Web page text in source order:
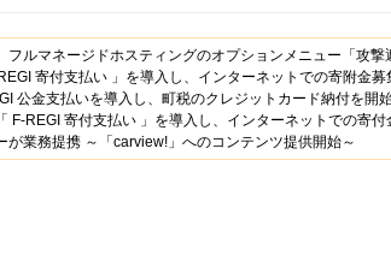
フルマネージドホスティングのオプションメニュー「攻
寄付支払い 」を導入し、インターネットでの寄附金募
公金支払いを導入し、町税のクレジットカード納付を開
F-REGI 寄付支払い 」を導入し、インターネットでの寄付
が業務提携 ～「carview!」へのコンテンツ提供開始～